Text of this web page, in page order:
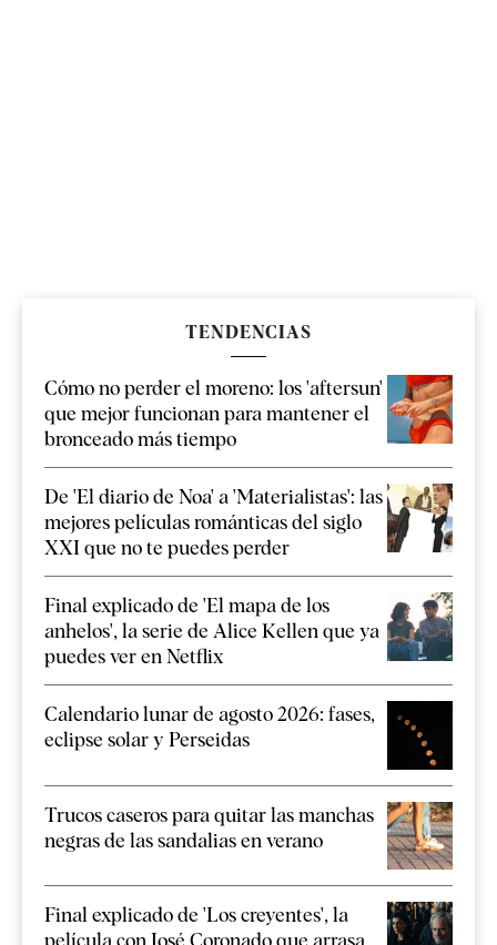
TENDENCIAS
Cómo no perder el moreno: los 'aftersun'
que mejor funcionan para mantener el
bronceado más tiempo
De 'El diario de Noa' a 'Materialistas': las
mejores películas románticas del siglo
XXI que no te puedes perder
Final explicado de 'El mapa de los
anhelos', la serie de Alice Kellen que ya
puedes ver en Netflix
Calendario lunar de agosto 2026: fases,
eclipse solar y Perseidas
Trucos caseros para quitar las manchas
negras de las sandalias en verano
Final explicado de 'Los creyentes', la
película con José Coronado que arrasa